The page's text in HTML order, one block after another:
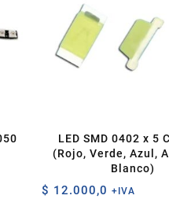
LED SMD 0402 x 5
(Rojo, Verde, Azul,
Blanco)
$ 12.000,0 +IVA